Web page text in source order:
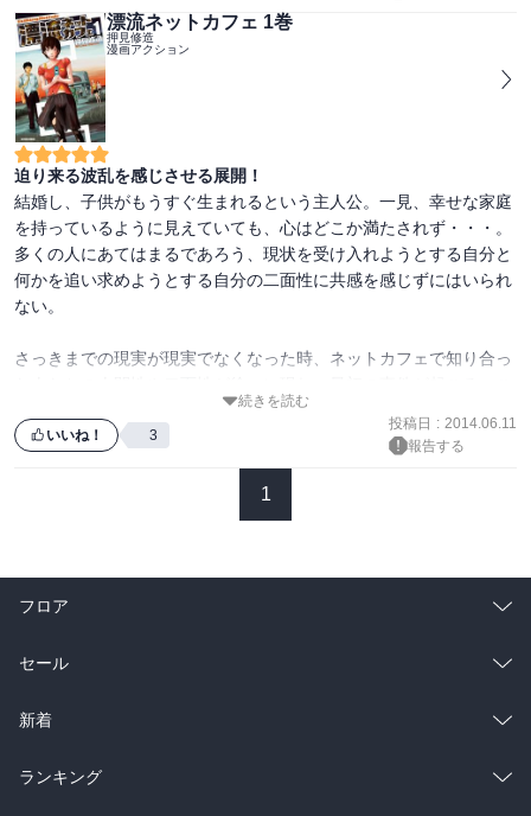
漂流ネットカフェ 1巻
押見修造
漫画アクション
迫り来る波乱を感じさせる展開！
結婚し、子供がもうすぐ生まれるという主人公。一見、幸せな家庭
を持っているように見えていても、心はどこか満たされず・・・。
多くの人にあてはまるであろう、現状を受け入れようとする自分と
何かを追い求めようとする自分の二面性に共感を感じずにはいられ
ない。
さっきまでの現実が現実でなくなった時、ネットカフェで知り合っ
続きを読む
いいね！ 3
投稿日 : 2014.06.11
報告する
1
フロア
総合
ラノベ
雑誌・グラビア
セール
総合
ラノベ
新着
総合
ランキング